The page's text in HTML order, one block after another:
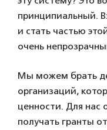
принципиальный.
и стать частью
очень
Мы можем брать
организаций,
ценности. Для нас
получать гранты